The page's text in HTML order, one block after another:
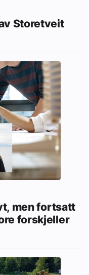
Storetveit
men fortsatt
forskjeller